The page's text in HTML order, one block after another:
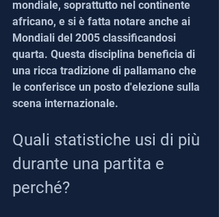
mondiale, soprattutto nel continente
africano, e si è fatta notare anche ai
Mondiali del 2005 classificandosi
quarta. Questa disciplina beneficia di
una ricca tradizione di pallamano che
le conferisce un posto d'elezione sulla
scena internazionale.
Quali statistiche usi di più
durante una partita e
perché?